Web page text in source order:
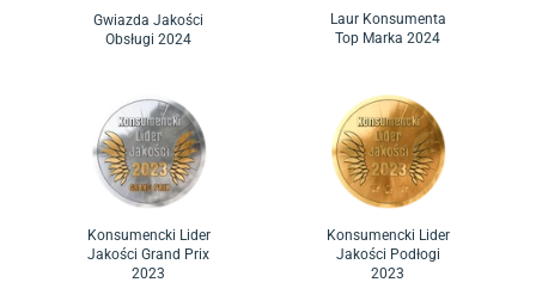
Gwiazda Jakości
Obsługi 2024
Laur Konsumenta
Top Marka 2024
Konsumencki Lider
Jakości Grand Prix
2023
Konsumencki Lider
Jakości Podłogi
2023